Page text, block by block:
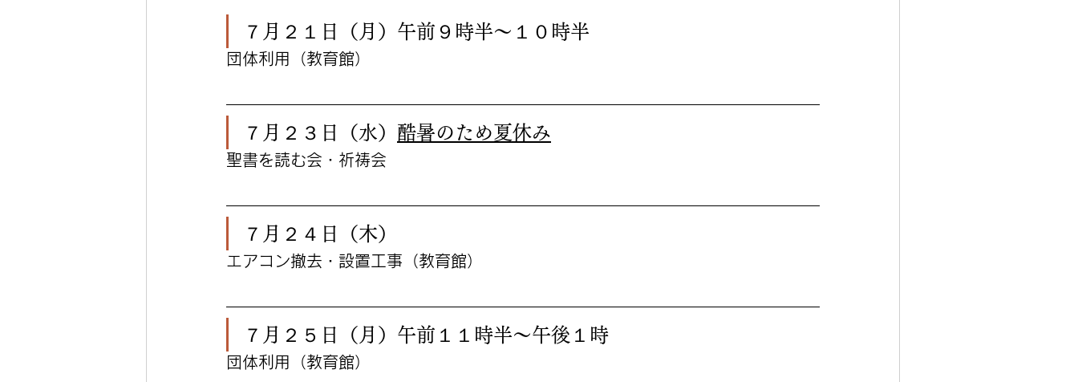
７月２１日（月）午前９時半〜１０時半
団体利用（教育館）
７月２３日（水） 酷暑のため夏休み
聖書を読む会・祈祷会
７月２４日（木）
エアコン撤去・設置工事（教育館）
７月２５日（月）午前１１時半〜午後１時
団体利用（教育館）